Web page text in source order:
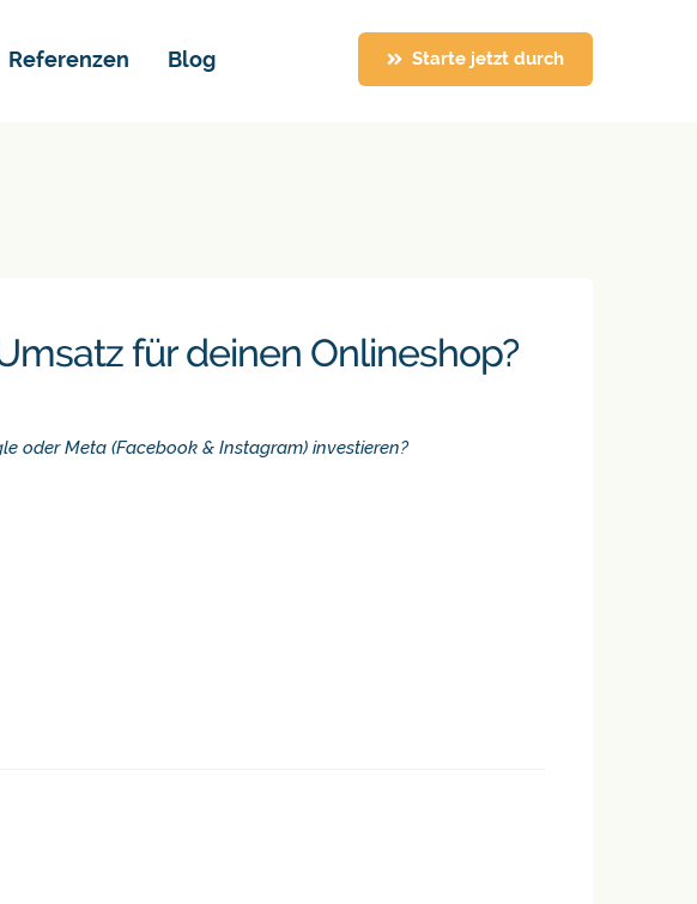
Referenzen Blog Starte jetzt durch
für deinen Onlineshop?
Referenzen Blog Starte jetzt durch
oder Meta (Facebook & Instagram) investieren?